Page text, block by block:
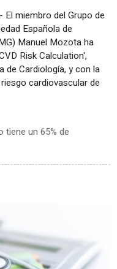
El miembro del Grupo de
Española de
Manuel Mozota ha
Risk Calculation',
de Cardiología, y con la
cardiovascular de
tiene un 65% de